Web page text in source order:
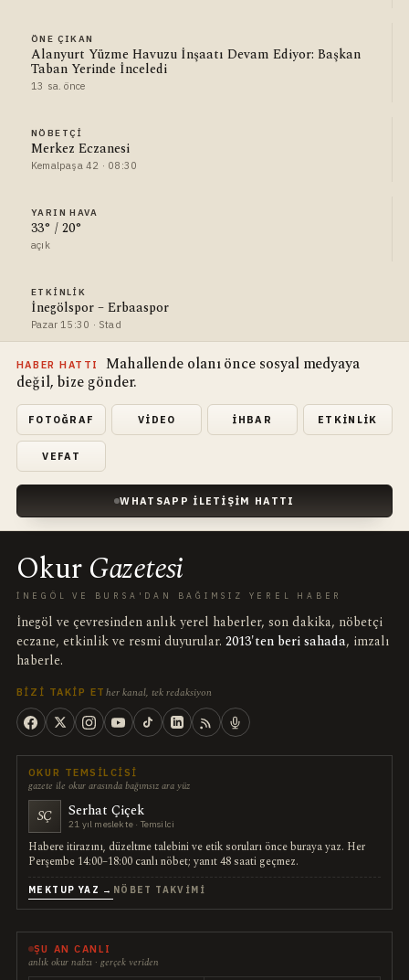
ÖNE ÇIKAN
Alanyurt Yüzme Havuzu İnşaatı Devam Ediyor: Başkan
Taban Yerinde İnceledi
13 sa. önce
NÖBETÇI
Merkez Eczanesi
Kemalpaşa 42 · 08:30
YARIN HAVA
33° / 20°
açık
ETKINLIK
İnegölspor – Erbaaspor
Pazar 15:30 · Stad
HABER HATTI
Mahallende olanı önce sosyal medyaya
değil, bize gönder.
FOTOĞRAF VIDEO İHBAR ETKINLIK
VEFAT
WHATSAPP İLETIŞIM HATTI
OkurGazetesi
İNEGÖL VE BURSA'DAN BAĞIMSIZ YEREL HABER
İnegöl ve çevresinden anlık yerel haberler, son dakika, nöbetçi
eczane, etkinlik ve resmi duyurular. 2013'ten beri sahada, imzalı
haberle.
BIZI TAKIP ET her kanal, tek redaksiyon
OKUR TEMSILCISI
gazete ile okur arasında bağımsız ara yüz
SÇ Serhat Çiçek
21 yıl meslekte · Temsilci
Habere itirazını, düzeltme talebini ve etik soruları önce buraya yaz. Her
Perşembe 14:00–18:00 canlı nöbet; yanıt 48 saati geçmez.
MEKTUP YAZ → NÖBET TAKVIMI
ŞU AN CANLI
anlık okur nabzı · gerçek veriden